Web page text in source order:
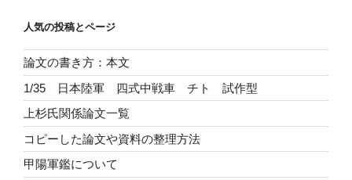
人気の投稿とページ
論文の書き方：本文
1/35 日本陸軍 四式中戦車 チト 試作型
上杉氏関係論文一覧
コピーした論文や資料の整理方法
甲陽軍鑑について